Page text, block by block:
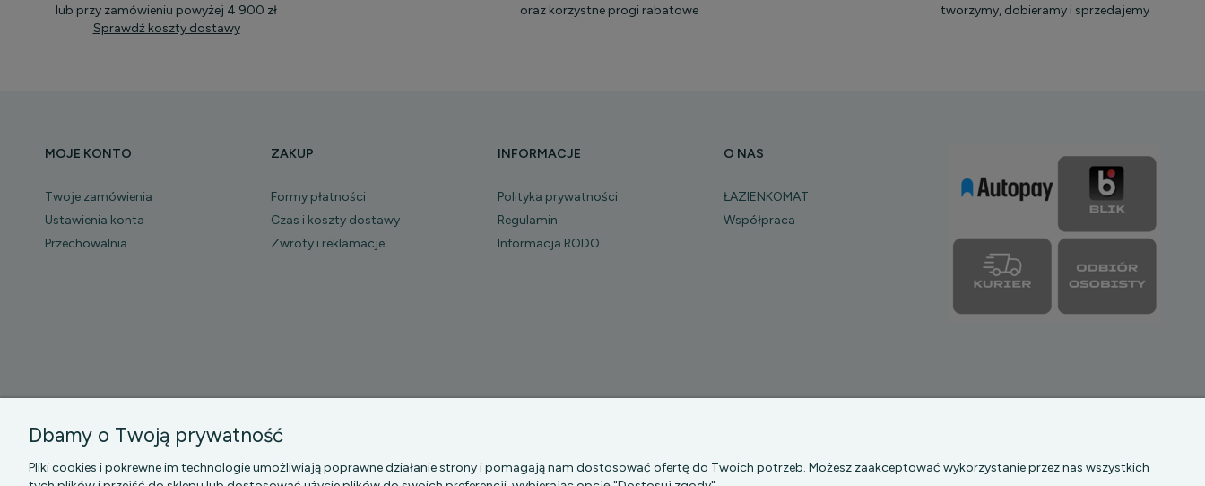
lub przy zamówieniu powyżej 4 900 zł
Sprawdź koszty dostawy
oraz korzystne progi rabatowe tworzymy, dobieramy i sprzedajemy
MOJE KONTO
Twoje zamówienia
Ustawienia konta
Przechowalnia
ZAKUP
Formy płatności
Czas i koszty dostawy
Zwroty i reklamacje
INFORMACJE
Polityka prywatności
Regulamin
Informacja RODO
O NAS
ŁAZIENKOMAT
Współpraca
Dbamy o Twoją prywatność
Pliki cookies i pokrewne im technologie umożliwiają poprawne działanie strony i pomagają nam dostosować ofertę do Twoich potrzeb. Możesz zaakceptować wykorzystanie przez nas wszystkich